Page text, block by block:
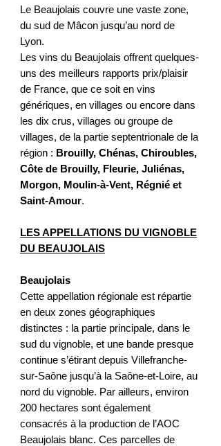
Le Beaujolais couvre une vaste zone,
du sud de Mâcon jusqu’au nord de
Lyon.
Les vins du Beaujolais offrent quelques-
uns des meilleurs rapports prix/plaisir
de France, que ce soit en vins
génériques, en villages ou encore dans
les dix crus, villages ou groupe de
villages, de la partie septentrionale de la
région : Brouilly, Chénas, Chiroubles,
Côte de Brouilly, Fleurie, Juliénas,
Morgon, Moulin-à-Vent, Régnié et
Saint-Amour.
LES APPELLATIONS DU VIGNOBLE
DU BEAUJOLAIS
Beaujolais
Cette appellation régionale est répartie
en deux zones géographiques
distinctes : la partie principale, dans le
sud du vignoble, et une bande presque
continue s’étirant depuis Villefranche-
sur-Saône jusqu’à la Saône-et-Loire, au
nord du vignoble. Par ailleurs, environ
200 hectares sont également
consacrés à la production de l’AOC
Beaujolais blanc. Ces parcelles de